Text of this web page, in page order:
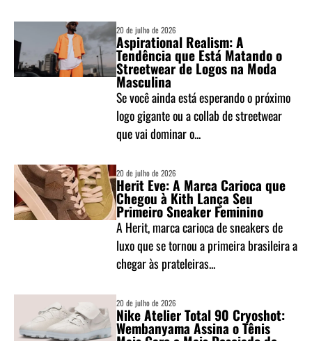
20 de julho de 2026
Aspirational Realism: A
Tendência que Está Matando o
Streetwear de Logos na Moda
Masculina
Se você ainda está esperando o próximo
logo gigante ou a collab de streetwear
que vai dominar o...
20 de julho de 2026
Herit Eve: A Marca Carioca que
Chegou à Kith Lança Seu
Primeiro Sneaker Feminino
A Herit, marca carioca de sneakers de
luxo que se tornou a primeira brasileira a
chegar às prateleiras...
20 de julho de 2026
Nike Atelier Total 90 Cryoshot:
Wembanyama Assina o Tênis